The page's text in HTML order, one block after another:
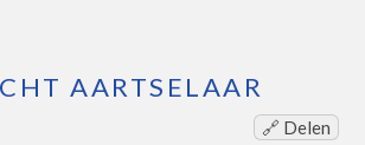
AARTSELAAR
🔗 Delen